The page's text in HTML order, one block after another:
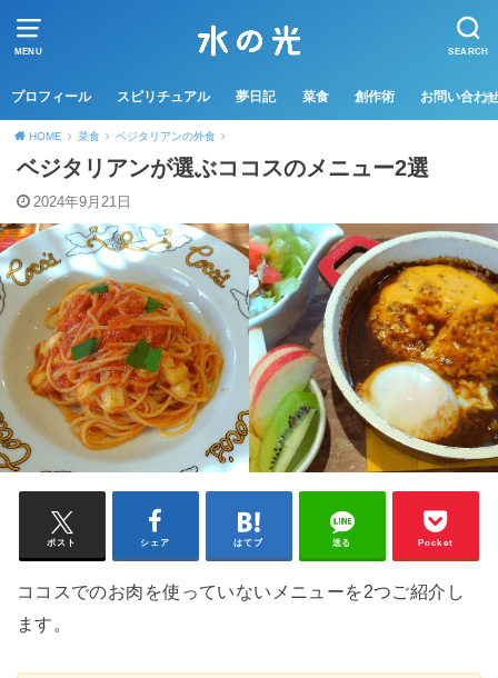
MENU SEARCH
プロフィール スピリチュアル 夢日記 菜食 創作術 お問い合わ
HOME 菜食 ベジタリアンの外食
ベジタリアンが選ぶココスのメニュー2選
2024年9月21日
ポスト シェア はてブ 送る Pocket
ココスでのお肉を使っていないメニューを2つご紹介し
ます。